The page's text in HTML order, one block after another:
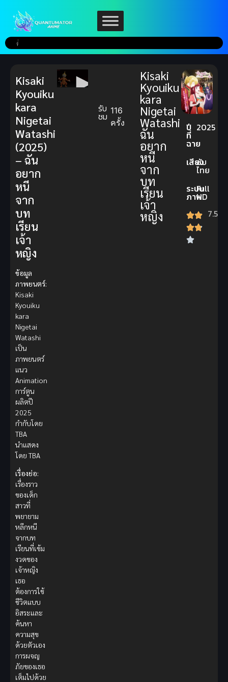
รับ
ชม 116
ครั้ง
Kisaki
Kyouiku
kara
Nigetai
Watashi
ฉัน
อยาก
หนี
จาก
บท
เรียน
เจ้า
หญิง
ปี
ที่
ฉาย
2025
เสียง
ซับ
ไทย
ระบบ
ภาพ
Full
HD
7.5
Kisaki
Kyouiku
kara
Nigetai
Watashi
(2025)
– ฉัน
อยาก
หนี
จาก
บท
เรียน
เจ้า
หญิง
ข้อมูล
ภาพยนตร์:
Kisaki
Kyouiku
kara
Nigetai
Watashi
เป็น
ภาพยนตร์
แนว
Animation
การ์ตูน
ผลิตปี
2025
กำกับโดย
TBA
นำแสดง
โดย TBA
เรื่องย่อ:
เรื่องราว
ของเด็ก
สาวที่
พยายาม
หลีกหนี
จากบท
เรียนที่เข้ม
งวดของ
เจ้าหญิง
เธอ
ต้องการใช้
ชีวิตแบบ
อิสระและ
ค้นหา
ความสุข
ด้วยตัวเอง
การผจญ
ภัยของเธอ
เต็มไปด้วย